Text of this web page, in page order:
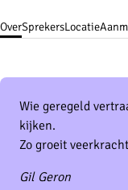
OverSprekersLocatie
Wie geregeld
kijken.
Zo groeit
Gil Geron